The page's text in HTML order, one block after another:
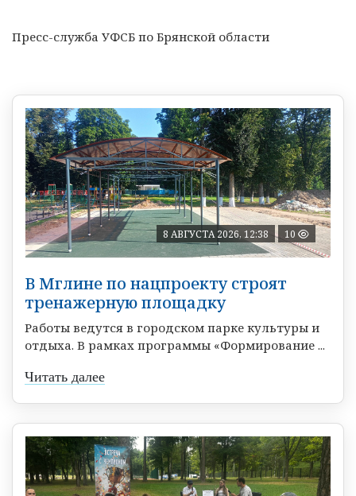
Пресс-служба УФСБ по Брянской области
8 АВГУСТА 2026, 12:38 10
В Мглине по нацпроекту строят
тренажерную площадку
Работы ведутся в городском парке культуры и
отдыха. В рамках программы «Формирование ...
Читать далее